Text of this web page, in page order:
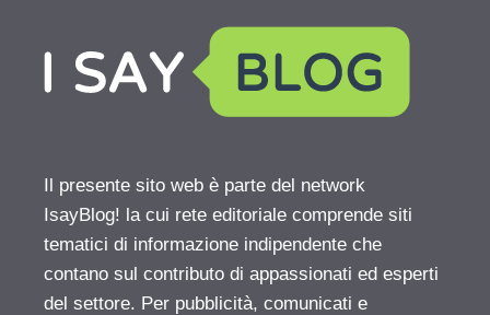
Il presente sito web è parte del network
IsayBlog! la cui rete editoriale comprende siti
tematici di informazione indipendente che
contano sul contributo di appassionati ed esperti
del settore. Per pubblicità, comunicati e